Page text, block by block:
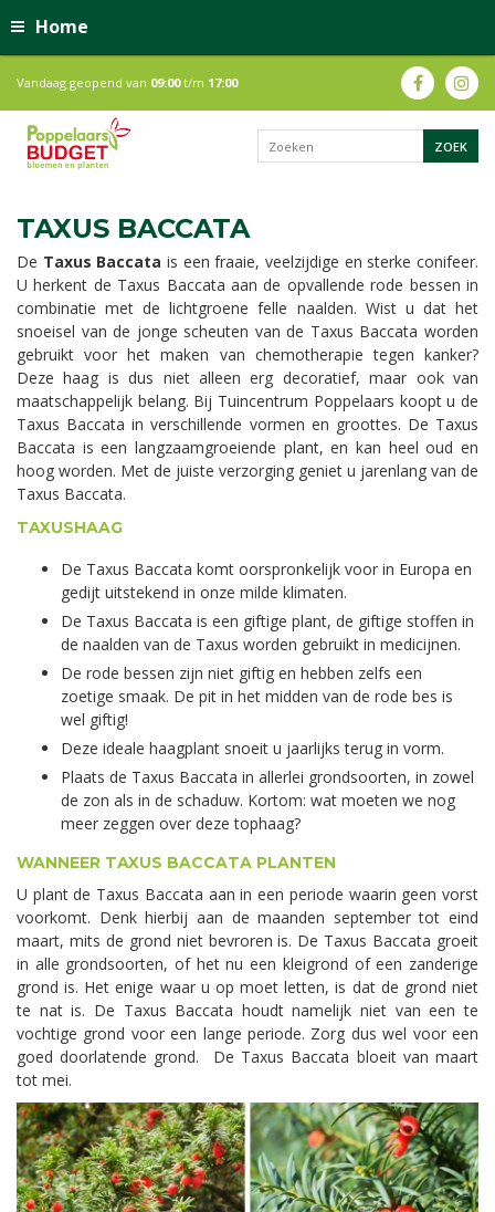
Home
Vandaag geopend van 09:00t/m 17:00
TAXUS BACCATA
De Taxus Baccata is een fraaie, veelzijdige en sterke conifeer.
U herkent de Taxus Baccata aan de opvallende rode bessen in
combinatie met de lichtgroene felle naalden. Wist u dat het
snoeisel van de jonge scheuten van de Taxus Baccata worden
gebruikt voor het maken van chemotherapie tegen kanker?
Deze haag is dus niet alleen erg decoratief, maar ook van
maatschappelijk belang. Bij Tuincentrum Poppelaars koopt u de
Taxus Baccata in verschillende vormen en groottes. De Taxus
Baccata is een langzaamgroeiende plant, en kan heel oud en
hoog worden. Met de juiste verzorging geniet u jarenlang van de
Taxus Baccata.
TAXUSHAAG
De Taxus Baccata komt oorspronkelijk voor in Europa en
gedijt uitstekend in onze milde klimaten.
De Taxus Baccata is een giftige plant, de giftige stoffen in
de naalden van de Taxus worden gebruikt in medicijnen.
De rode bessen zijn niet giftig en hebben zelfs een
zoetige smaak. De pit in het midden van de rode bes is
wel giftig!
Deze ideale haagplant snoeit u jaarlijks terug in vorm.
Plaats de Taxus Baccata in allerlei grondsoorten, in zowel
de zon als in de schaduw. Kortom: wat moeten we nog
meer zeggen over deze tophaag?
WANNEER TAXUS BACCATA PLANTEN
U plant de Taxus Baccata aan in een periode waarin geen vorst
voorkomt. Denk hierbij aan de maanden september tot eind
maart, mits de grond niet bevroren is. De Taxus Baccata groeit
in alle grondsoorten, of het nu een kleigrond of een zanderige
grond is. Het enige waar u op moet letten, is dat de grond niet
te nat is. De Taxus Baccata houdt namelijk niet van een te
vochtige grond voor een lange periode. Zorg dus wel voor een
goed doorlatende grond. De Taxus Baccata bloeit van maart
tot mei.